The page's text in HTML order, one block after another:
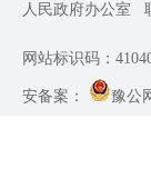
人民政府办公室
网站标识码：
安备案： 豫公